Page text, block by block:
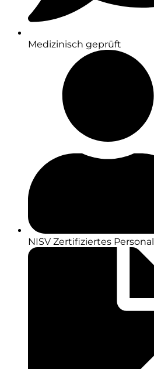
Medizinisch geprüft
NISV Zertifiziertes Personal